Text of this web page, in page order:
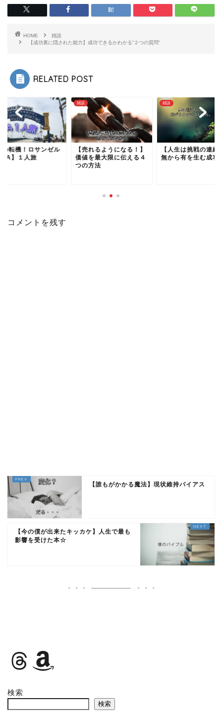
HOME
雑談
【成功裏に隠された能力】成功できるかわかる”２つの質問”
RELATED POST
の転機！ロサンゼル
LA】１人旅
雑談
【売れるようになる！】
価値を最大限に伝える４
つの方法
雑談
【人生は挑戦の連続
無から有を生む成功
コメントを残す
【誰もがかかる魔法】現状維持バイアス
【今の僕が出来たキッカケ】人生で最も
影響を受けた本☆
検索
検索